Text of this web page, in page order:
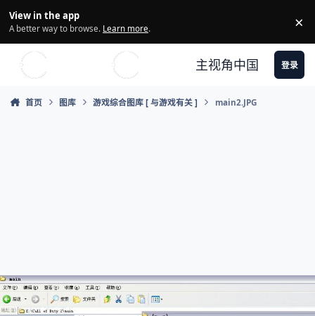
View in the app
A better way to browse. Learn more. ×
主视角中国 登录
首页 图库 游戏综合图库 [ 与游戏有关 ] main2.JPG